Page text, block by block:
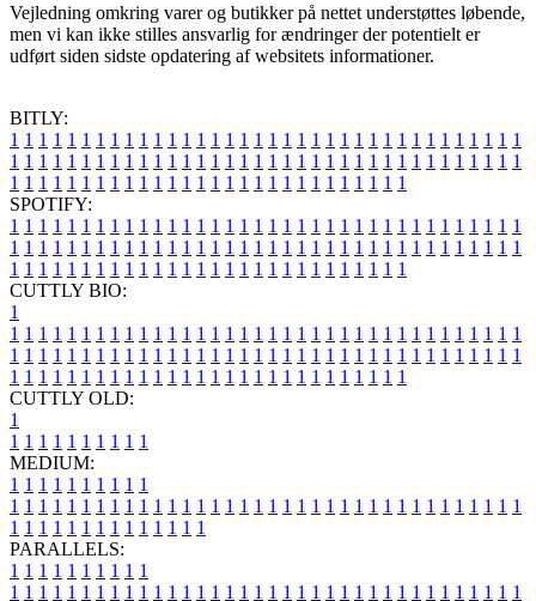
Vejledning omkring varer og butikker på nettet understøttes løbende,
men vi kan ikke stilles ansvarlig for ændringer der potentielt er
udført siden sidste opdatering af websitets informationer.
BITLY:
1 1 1 1 1 1 1 1 1 1 1 1 1 1 1 1 1 1 1 1 1 1 1 1 1 1 1 1 1 1 1 1 1 1 1 1
1 1 1 1 1 1 1 1 1 1 1 1 1 1 1 1 1 1 1 1 1 1 1 1 1 1 1 1 1 1 1 1 1 1 1 1
1 1 1 1 1 1 1 1 1 1 1 1 1 1 1 1 1 1 1 1 1 1 1 1 1 1 1 1
SPOTIFY:
1 1 1 1 1 1 1 1 1 1 1 1 1 1 1 1 1 1 1 1 1 1 1 1 1 1 1 1 1 1 1 1 1 1 1 1
1 1 1 1 1 1 1 1 1 1 1 1 1 1 1 1 1 1 1 1 1 1 1 1 1 1 1 1 1 1 1 1 1 1 1 1
1 1 1 1 1 1 1 1 1 1 1 1 1 1 1 1 1 1 1 1 1 1 1 1 1 1 1 1
CUTTLY BIO:
1
1 1 1 1 1 1 1 1 1 1 1 1 1 1 1 1 1 1 1 1 1 1 1 1 1 1 1 1 1 1 1 1 1 1 1 1
1 1 1 1 1 1 1 1 1 1 1 1 1 1 1 1 1 1 1 1 1 1 1 1 1 1 1 1 1 1 1 1 1 1 1 1
1 1 1 1 1 1 1 1 1 1 1 1 1 1 1 1 1 1 1 1 1 1 1 1 1 1 1 1
CUTTLY OLD:
1
1 1 1 1 1 1 1 1 1 1
MEDIUM:
1 1 1 1 1 1 1 1 1 1
1 1 1 1 1 1 1 1 1 1 1 1 1 1 1 1 1 1 1 1 1 1 1 1 1 1 1 1 1 1 1 1 1 1 1 1
1 1 1 1 1 1 1 1 1 1 1 1 1 1
PARALLELS:
1 1 1 1 1 1 1 1 1 1
1 1 1 1 1 1 1 1 1 1 1 1 1 1 1 1 1 1 1 1 1 1 1 1 1 1 1 1 1 1 1 1 1 1 1 1